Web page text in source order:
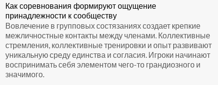
Как соревнования формируют ощущение
принадлежности к сообществу
Вовлечение в групповых состязаниях создает крепкие
межличностные контакты между членами. Коллективные
стремления, коллективные тренировки и опыт развивают
уникальную среду единства и согласия. Игроки начинают
воспринимать себя элементом чего-то грандиозного и
значимого.